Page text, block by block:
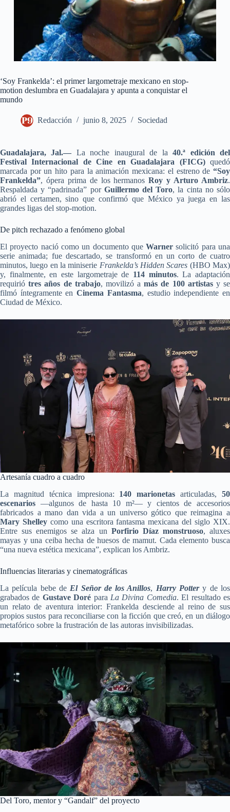
‘Soy Frankelda’: el primer largometraje mexicano en stop-
motion deslumbra en Guadalajara y apunta a conquistar el
mundo
Redacción junio 8, 2025 Sociedad
Guadalajara, Jal.— La noche inaugural de la40.ª edición del
Festival Internacional de Cine en Guadalajara (FICG)quedó
marcada por un hito para la animación mexicana: el estreno de “Soy
Frankelda”, ópera prima de los hermanosRoy y Arturo Ambriz.
Respaldada y “padrinada” por Guillermo del Toro, la cinta no sólo
abrió el certamen, sino que confirmó que México ya juega en las
grandes ligas del stop-motion.
De pitch rechazado a fenómeno global
El proyecto nació como un documento queWarner solicitó para una
serie animada; fue descartado, se transformó en un corto de cuatro
minutos, luego en la miniserie Frankelda’s Hidden Scares (HBO Max)
y, finalmente, en este largometraje de 114 minutos. La adaptación
requiriótres años de trabajo, movilizó amás de 100 artistasy se
filmó íntegramente enCinema Fantasma, estudio independiente en
Ciudad de México.
Artesanía cuadro a cuadro
La magnitud técnica impresiona: 140 marionetas articuladas,50
escenarios —algunos de hasta 10 m²— y cientos de accesorios
fabricados a mano dan vida a un universo gótico que reimagina a
Mary Shelleycomo una escritora fantasma mexicana del siglo XIX.
Entre sus enemigos se alza un Porfirio Díaz monstruoso, aluxes
mayas y una ceiba hecha de huesos de mamut. Cada elemento busca
“una nueva estética mexicana”, explican los Ambriz.
Influencias literarias y cinematográficas
La película bebe de El Señor de los Anillos, Harry Pottery de los
grabados de Gustave Doré para La Divina Comedia. El resultado es
un relato de aventura interior: Frankelda desciende al reino de sus
propios sustos para reconciliarse con la ficción que creó, en un diálogo
metafórico sobre la frustración de las autoras invisibilizadas.
Del Toro, mentor y “Gandalf” del proyecto